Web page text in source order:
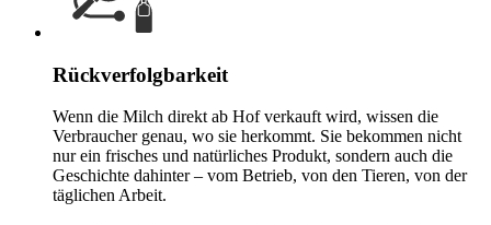
Rückverfolgbarkeit
Wenn die Milch direkt ab Hof verkauft wird, wissen die
Verbraucher genau, wo sie herkommt. Sie bekommen nicht
nur ein frisches und natürliches Produkt, sondern auch die
Geschichte dahinter – vom Betrieb, von den Tieren, von der
täglichen Arbeit.